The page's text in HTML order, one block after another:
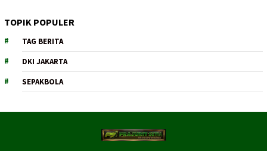
TOPIK POPULER
TAG BERITA
DKI JAKARTA
SEPAKBOLA